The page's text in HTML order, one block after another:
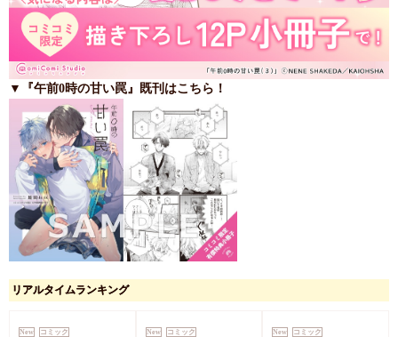
▼『午前0時の甘い罠』既刊はこちら！
リアルタイムランキング
New コミック New コミック New コミック